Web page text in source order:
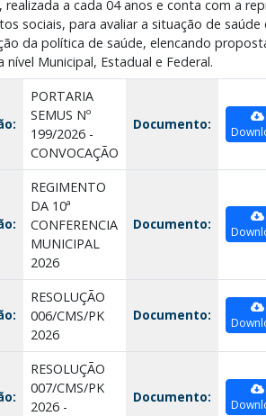
realizada a cada 04 anos e conta com a
sociais, para avaliar a situação de
da política de saúde, elencando
nível Municipal, Estadual e Federal.
PORTARIA
SEMUS Nº
199/2026 -
CONVOCAÇÃO
Documento:
REGIMENTO
DA 10ª
CONFERENCIA
MUNICIPAL
2026
Documento:
RESOLUÇÃO
006/CMS/PK
2026
Documento:
RESOLUÇÃO
007/CMS/PK
2026 -
Documento: